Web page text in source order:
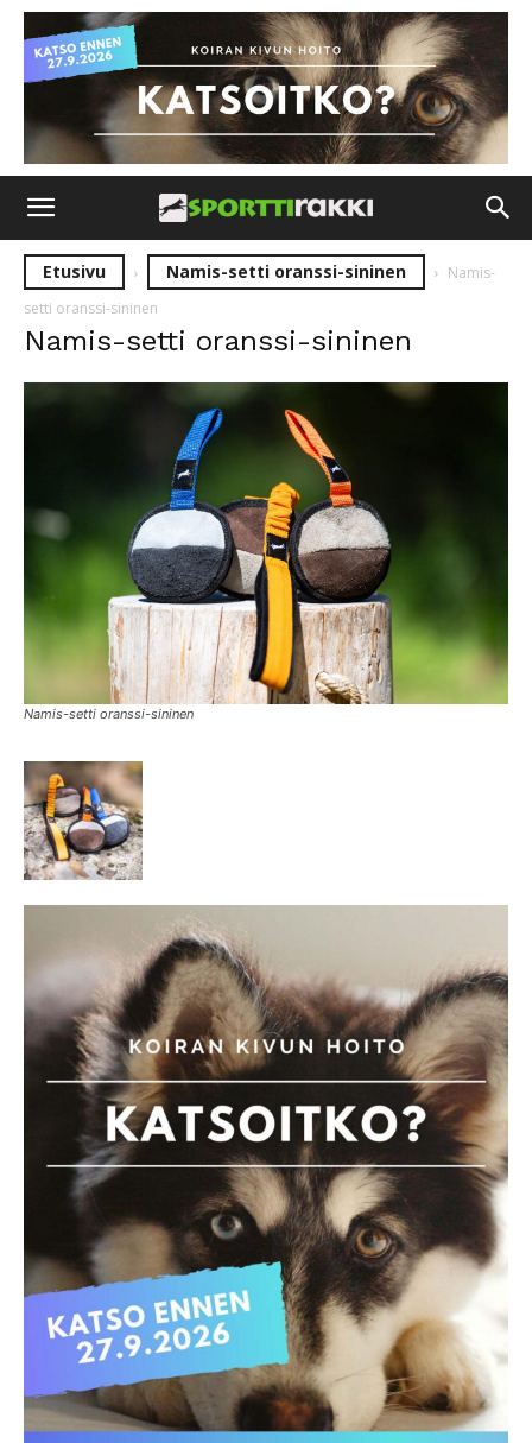
Etusivu Namis-setti oranssi-sininen
Namis-
setti oranssi-sininen
Namis-setti oranssi-sininen
Namis-setti oranssi-sininen